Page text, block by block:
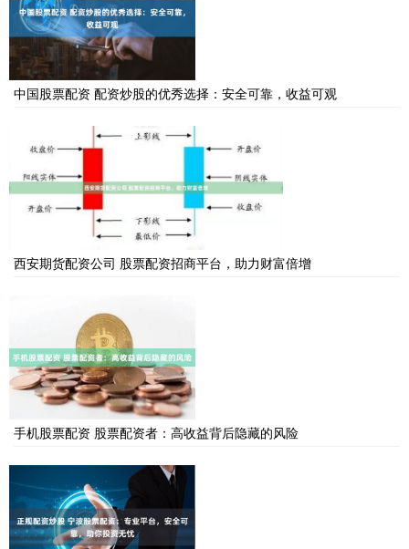
中国股票配资 配资炒股的优秀选择：安全可靠，收益可观
西安期货配资公司 股票配资招商平台，助力财富倍增
手机股票配资 股票配资者：高收益背后隐藏的风险